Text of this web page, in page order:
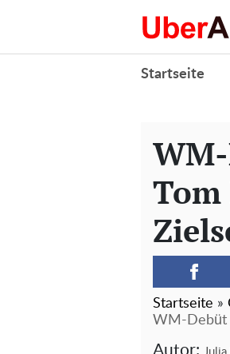
Startseite
Startseite »
WM-Debüt
Autor: